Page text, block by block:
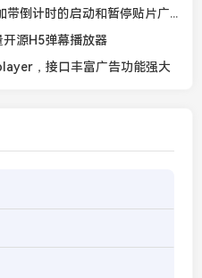
NPlayer - H5弹幕播放器增加带倒计时的启动和暂停贴片广告
源H5弹幕播放器
，接口丰富广告功能强大